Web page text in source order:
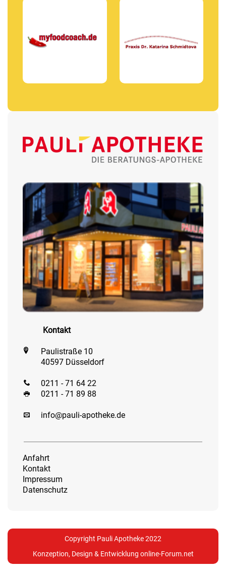
Kontakt
Paulistraße 10
40597 Düsseldorf
0211 - 71 64 22
0211 - 71 89 88
info@pauli-apotheke.de
Anfahrt
Kontakt
Impressum
Datenschutz
Copyright Pauli Apotheke 2022
Konzeption, Design & Entwicklung online-Forum.net